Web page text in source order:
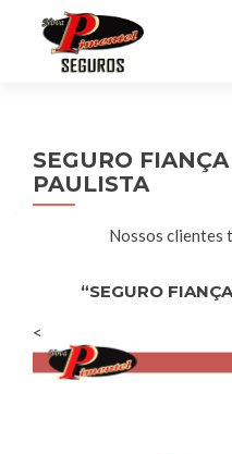
SEGURO
PAULISTA
Nossos clientes
“SEGURO
<